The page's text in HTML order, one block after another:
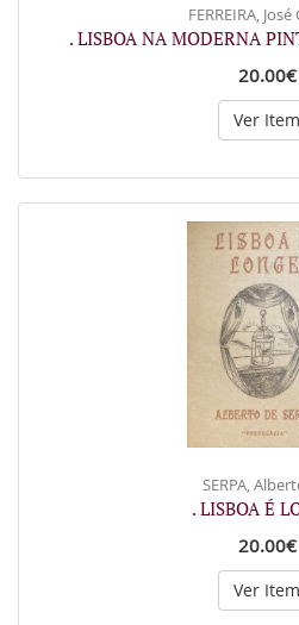
FERREIRA,
. LISBOA NA MODERNA
20.00€
Ver Item
SERPA,
. LISBOA É
20.00€
Ver Item